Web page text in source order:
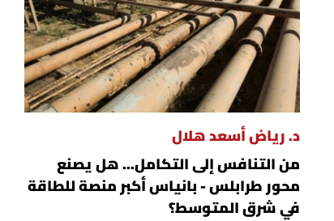
د. رياض أسعد هلال
من التنافس إلى التكامل... هل يصنع
محور طرابلس - بانياس أكبر منصة للطاقة
في شرق المتوسط؟